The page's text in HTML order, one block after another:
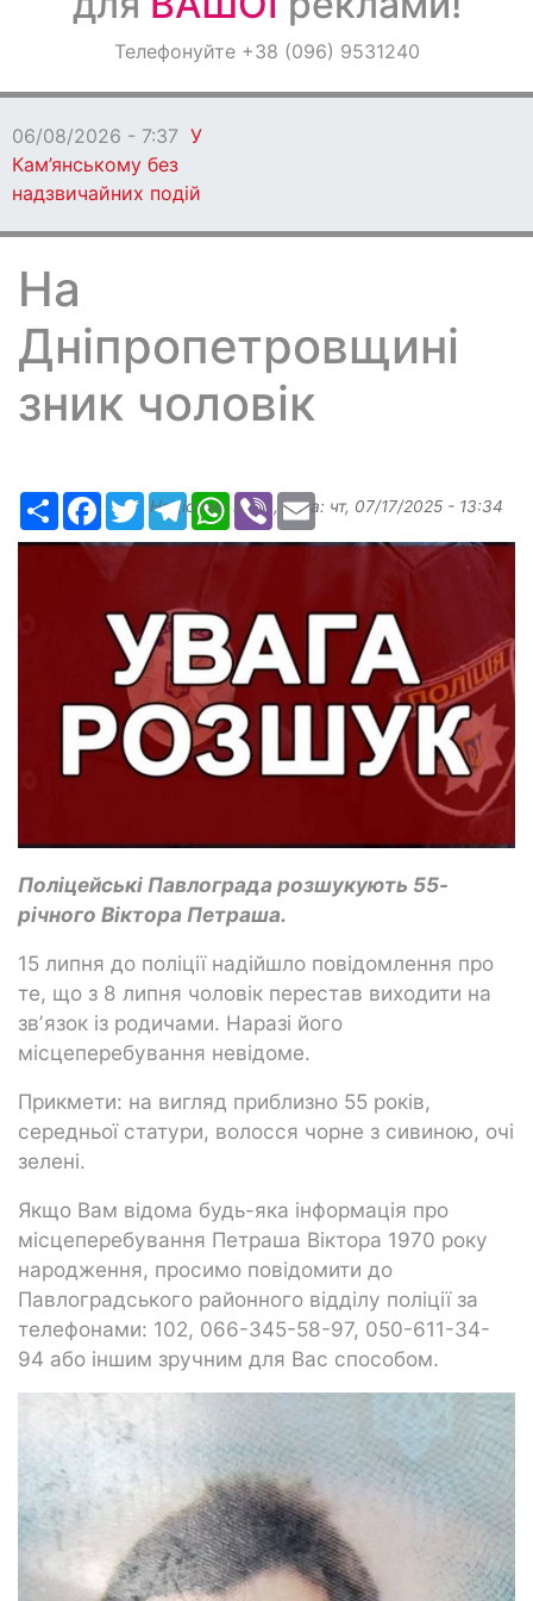
ОголошенняТелефонуйте +38 (096) 9531240
06/08/2026 - 7:37 У
Кам’янському без
надзвичайних подій
На
Дніпропетровщині
зник чоловік
РесурсFacebook
TwitterTelegramWhatsApp
ViberEmail
Надіслав: ilona , дата: чт, 07/17/2025 - 13:34
Поліцейські Павлограда розшукують 55-
річного Віктора Петраша.
15 липня до поліції надійшло повідомлення про
те, що з 8 липня чоловік перестав виходити на
звʼязок із родичами. Наразі його
місцеперебування невідоме.
Прикмети: на вигляд приблизно 55 років,
середньої статури, волосся чорне з сивиною, очі
зелені.
Якщо Вам відома будь-яка інформація про
місцеперебування Петраша Віктора 1970 року
народження, просимо повідомити до
Павлоградського районного відділу поліції за
телефонами: 102, 066-345-58-97, 050-611-34-
94 або іншим зручним для Вас способом.